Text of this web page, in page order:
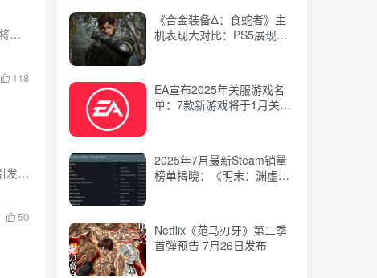
网红擅自登上无人荒岛直播“改造”被海警查处，专家提醒无居民海岛属国家所有，非法占用将面临法律严惩。
118
游戏科学美术总监杨奇回应玩家催更，暗示820活动可能只是“简单便饭”，而非重磅内容，引发对《黑神话：钟馗》新情报的猜测。
50
2025年7月最新Steam销量
榜单揭晓：《明末：渊虚之
Netflix《范马刃牙》第二季
首弹预告 7月26日发布
国产游戏《火山的女儿》3
天销量超15万 Steam好评如
《真人快打1》DLC角色“全
能人”实机预告片
《合金装备Δ：食蛇者》主
机表现大对比：PS5展现最
EA宣布2025年关服游戏名
单：7款新游戏将于1月关闭
2025年7月最新Steam销量
榜单揭晓：《明末：渊虚之
Netflix《范马刃牙》第二季
首弹预告 7月26日发布